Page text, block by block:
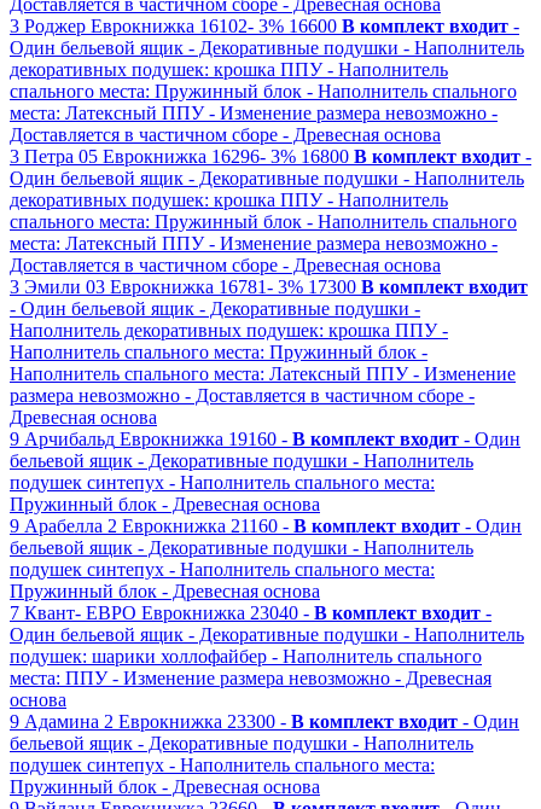
Доставляется в частичном сборе - Древесная основа
3 Роджер Еврокнижка 16102- 3% 16600 В комплект входит -
Один бельевой ящик - Декоративные подушки - Наполнитель
декоративных подушек: крошка ППУ - Наполнитель
спального места: Пружинный блок - Наполнитель спального
места: Латексный ППУ - Изменение размера невозможно -
Доставляется в частичном сборе - Древесная основа
3 Петра 05 Еврокнижка 16296- 3% 16800 В комплект входит -
Один бельевой ящик - Декоративные подушки - Наполнитель
декоративных подушек: крошка ППУ - Наполнитель
спального места: Пружинный блок - Наполнитель спального
места: Латексный ППУ - Изменение размера невозможно -
Доставляется в частичном сборе - Древесная основа
3 Эмили 03 Еврокнижка 16781- 3% 17300 В комплект входит
- Один бельевой ящик - Декоративные подушки -
Наполнитель декоративных подушек: крошка ППУ -
Наполнитель спального места: Пружинный блок -
Наполнитель спального места: Латексный ППУ - Изменение
размера невозможно - Доставляется в частичном сборе -
Древесная основа
9 Арчибальд Еврокнижка 19160 - В комплект входит - Один
бельевой ящик - Декоративные подушки - Наполнитель
подушек синтепух - Наполнитель спального места:
Пружинный блок - Древесная основа
9 Арабелла 2 Еврокнижка 21160 - В комплект входит - Один
бельевой ящик - Декоративные подушки - Наполнитель
подушек синтепух - Наполнитель спального места:
Пружинный блок - Древесная основа
7 Квант- ЕВРО Еврокнижка 23040 - В комплект входит -
Один бельевой ящик - Декоративные подушки - Наполнитель
подушек: шарики холлофайбер - Наполнитель спального
места: ППУ - Изменение размера невозможно - Древесная
основа
9 Адамина 2 Еврокнижка 23300 - В комплект входит - Один
бельевой ящик - Декоративные подушки - Наполнитель
подушек синтепух - Наполнитель спального места:
Пружинный блок - Древесная основа